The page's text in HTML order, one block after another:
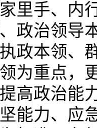
里手、内
政治领导
政本领、
为重点，
高政治能
能力、应